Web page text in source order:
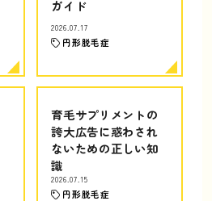
ガイド
2026.07.17
円形脱毛症
育毛サプリメントの
誇大広告に惑わされ
ないための正しい知
識
2026.07.15
円形脱毛症